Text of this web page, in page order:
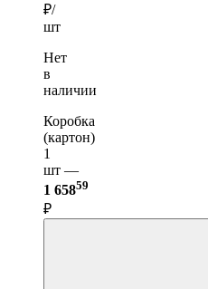
₽/
шт
Нет
в
наличии
Коробка
(картон)
1
шт —
1 65859
₽